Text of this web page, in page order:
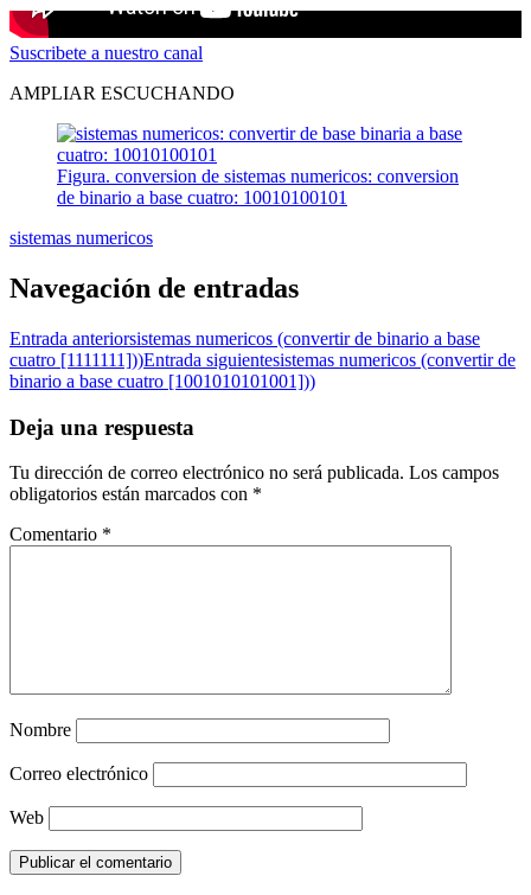
Suscribete a nuestro canal
AMPLIAR ESCUCHANDO
Figura. conversion de sistemas numericos: conversion
de binario a base cuatro: 10010100101
sistemas numericos
Navegación de entradas
Entrada anteriorsistemas numericos (convertir de binario a base
cuatro [1111111]))Entrada siguientesistemas numericos (convertir de
binario a base cuatro [1001010101001]))
Deja una respuesta
Tu dirección de correo electrónico no será publicada. Los campos
obligatorios están marcados con *
Comentario *
Nombre
Correo electrónico
Web